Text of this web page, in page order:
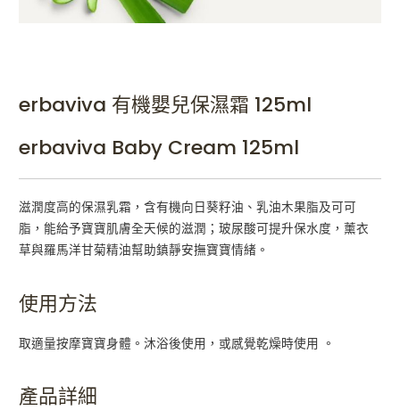
erbaviva 有機嬰兒保濕霜 125ml
erbaviva Baby Cream 125ml
滋潤度高的保濕乳霜，含有機向日葵籽油、乳油木果脂及可可
脂，能給予寶寶肌膚全天候的滋潤；玻尿酸可提升保水度，薰衣
草與羅馬洋甘菊精油幫助鎮靜安撫寶寶情緒。
使用方法
取適量按摩寶寶身體。沐浴後使用，或感覺乾燥時使用 。
產品詳細